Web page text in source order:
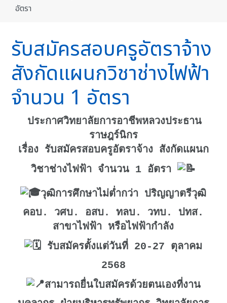
อัตรา
รับสมัครสอบครูอัตราจ้าง
สังกัดแผนกวิชาช่างไฟฟ้า
จำนวน 1 อัตรา
ประกาศวิทยาลัยการอาชีพหลวงประธาน
ราษฎร์นิกร
เรื่อง รับสมัครสอบครูอัตราจ้าง สังกัดแผนก
วิชาช่างไฟฟ้า จำนวน 1 อัตรา
วุฒิการศึกษาไม่ต่ำกว่า ปริญญาตรีวุฒิ
คอบ. วศบ. อสบ. ทลบ. วทบ. ปทส.
สาขาไฟฟ้า หรือไฟฟ้ากำลัง
รับสมัครตั้งแต่วันที่ 20-27 ตุลาคม
2568
สามารถยื่นใบสมัครด้วยตนเองที่งาน